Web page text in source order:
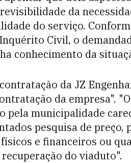
da
do serviço.
Civil, o
conhecimento da
da JZ
da empresa".
pela municipalidade
pesquisa de
e financeiros ou
do viaduto".